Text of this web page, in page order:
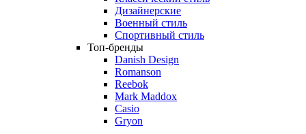
Дизайнерские
Военный стиль
Спортивный стиль
Топ-бренды
Danish Design
Romanson
Reebok
Mark Maddox
Casio
Gryon